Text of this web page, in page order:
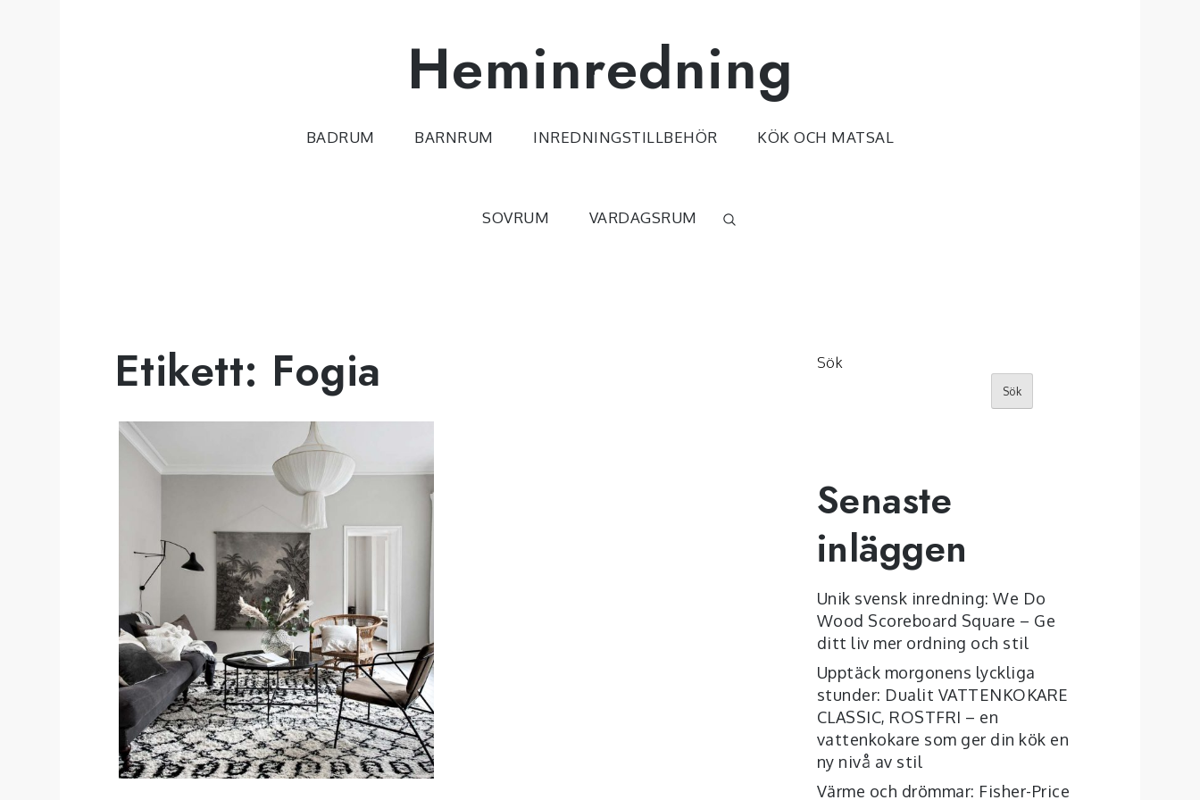
Heminredning
BADRUM BARNRUM INREDNINGSTILLBEHÖR KÖK OCH MATSAL
SOVRUM VARDAGSRUM
Etikett: Fogia Sök
Sök
Senaste
inläggen
Unik svensk inredning: We Do
Wood Scoreboard Square – Ge
ditt liv mer ordning och stil
Upptäck morgonens lyckliga
stunder: Dualit VATTENKOKARE
CLASSIC, ROSTFRI – en
vattenkokare som ger din kök en
ny nivå av stil
Värme och drömmar: Fisher-Price